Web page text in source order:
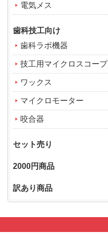
電気メス
歯科技工向け
歯科ラボ機器
技工用マイクロスコープ
ワックス
マイクロモーター
咬合器
セット売り
2000円商品
訳あり商品